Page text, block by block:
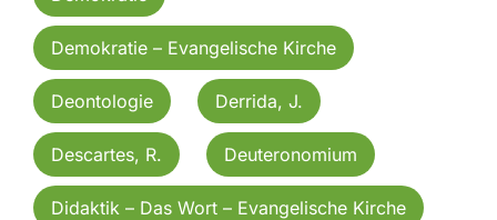
Demokratie – Evangelische Kirche
Deontologie Derrida, J.
Descartes, R. Deuteronomium
Didaktik – Das Wort – Evangelische Kirche